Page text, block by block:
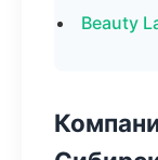
Beauty